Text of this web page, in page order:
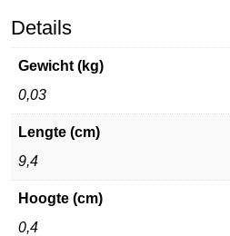
Details
Gewicht (kg)
0,03
Lengte (cm)
9,4
Hoogte (cm)
0,4